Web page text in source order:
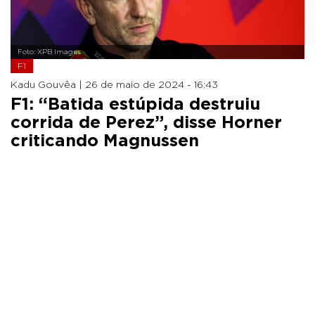
Foto: XPB Images
F1
Kadu Gouvêa | 26 de maio de 2024 - 16:43
F1: “Batida estúpida destruiu
corrida de Perez”, disse Horner
criticando Magnussen